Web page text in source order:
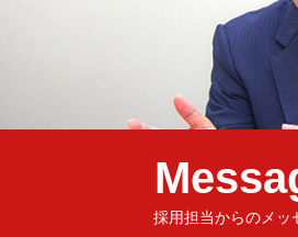
採用担当からのメッ